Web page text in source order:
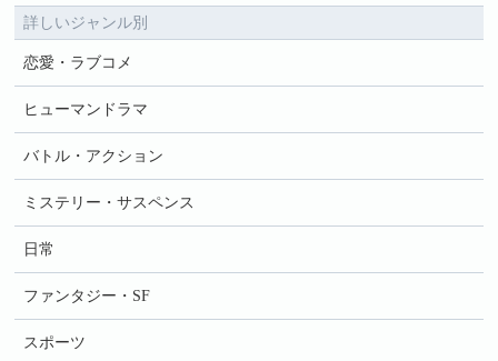
詳しいジャンル別
恋愛・ラブコメ
ヒューマンドラマ
バトル・アクション
ミステリー・サスペンス
日常
ファンタジー・SF
スポーツ